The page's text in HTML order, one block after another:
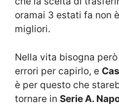
oramai 3 estati fa non
migliori.
Nella vita bisogna
errori per capirlo, e
è per questo che
tornare in Serie A.